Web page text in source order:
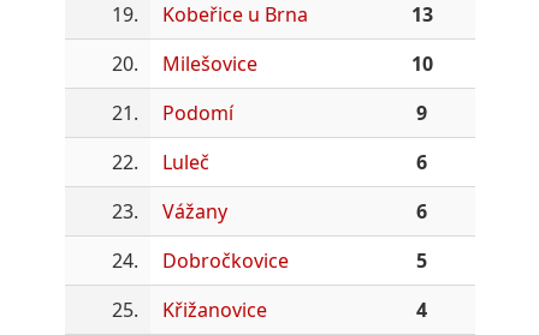
19.
Kobeřice u Brna
13
20.
Milešovice
10
21.
Podomí
9
22.
Luleč
6
23.
Vážany
6
24.
Dobročkovice
5
25.
Křižanovice
4